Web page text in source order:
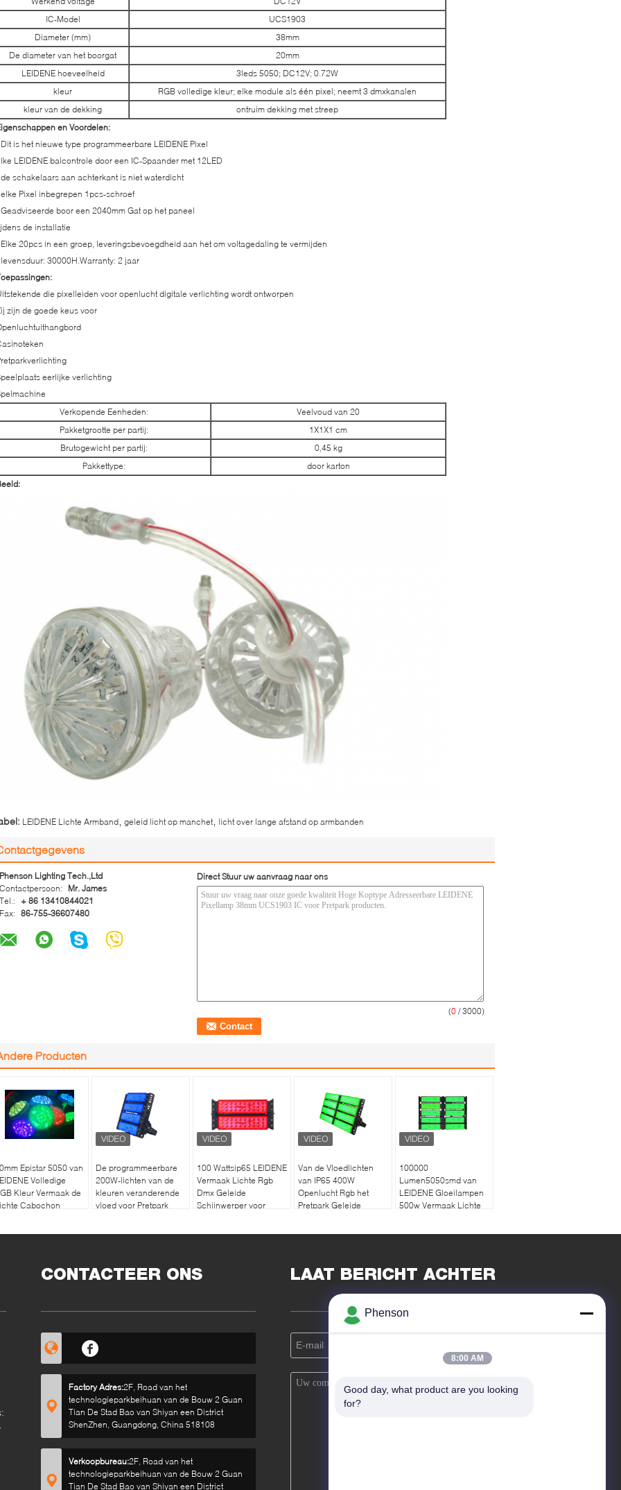
IC-Model
UCS1903
Diameter (mm)
38mm
De diameter van het boorgat
20mm
LEIDENE hoeveelheid
3leds 5050; DC12V; 0.72W
kleur
RGB volledige kleur; elke module als één pixel; neemt 3 dmxkanalen
kleur van de dekking
ontruim dekking met streep
en Voordelen:
Dit is het nieuwe type programmeerbare LEIDENE Pixel
LEIDENE balcontrole door een IC-Spaander met 12LED
schakelaars aan achterkant is niet waterdicht
Pixel inbegrepen 1pcs-schroef
boor een 2040mm Gat op het paneel
de installatie
20pcs in een groep, leveringsbevoegdheid aan het om voltagedaling te vermijden
30000H.Warranty: 2 jaar
die pixelleiden voor openlucht digitale verlichting wordt ontworpen
zijn de goede keus voor
eerlijke verlichting
Verkopende Eenheden:
Veelvoud van 20
Pakketgrootte per partij:
1X1X1 cm
Brutogewicht per partij:
0,45 kg
Pakkettype:
door karton
LEIDENE Lichte Armband geleid licht op manchet licht over lange afstand op armbanden
Phenson Lighting Tech.,Ltd
Contactpersoon:
Mr. James
Tel.:
+ 86 13410844021
Fax: 86-755-36607480
Direct Stuur uw aanvraag naar ons
(0 / 3000)
Producten
Epistar 5050 van
Volledige
Kleur Vermaak de
Cabochon
De programmeerbare
200W-lichten van de
kleuren veranderende
vloed voor Pretpark
100 Wattsip65 LEIDENE
Vermaak Lichte Rgb
Dmx Geleide
Schijnwerper voor
Van de Vloedlichten
van IP65 400W
Openlucht Rgb het
Pretpark Geleide
100000
Lumen5050smd van
LEIDENE Gloeilampen
500w Vermaak Lichte
CONTACTEER ONS
Factory Adres:2F, Road van het
technologieparkbeihuan van de Bouw 2 Guan
Tian De Stad Bao van Shiyan een District
ShenZhen, Guangdong, China 518108
Verkoopbureau:2F, Road van het
technologieparkbeihuan van de Bouw 2 Guan
Tian De Stad Bao van Shiyan een District
LAAT BERICHT ACHTER
Phenson
8:00 AM
Good day, what product are you looking
for?